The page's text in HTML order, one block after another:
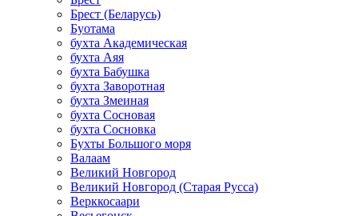
Брест (Беларусь)
Буотама
бухта Академическая
бухта Аяя
бухта Бабушка
бухта Заворотная
бухта Змеиная
бухта Сосновая
бухта Сосновка
Бухты Большого моря
Валаам
Великий Новгород
Великий Новгород (Старая Русса)
Верккосаари